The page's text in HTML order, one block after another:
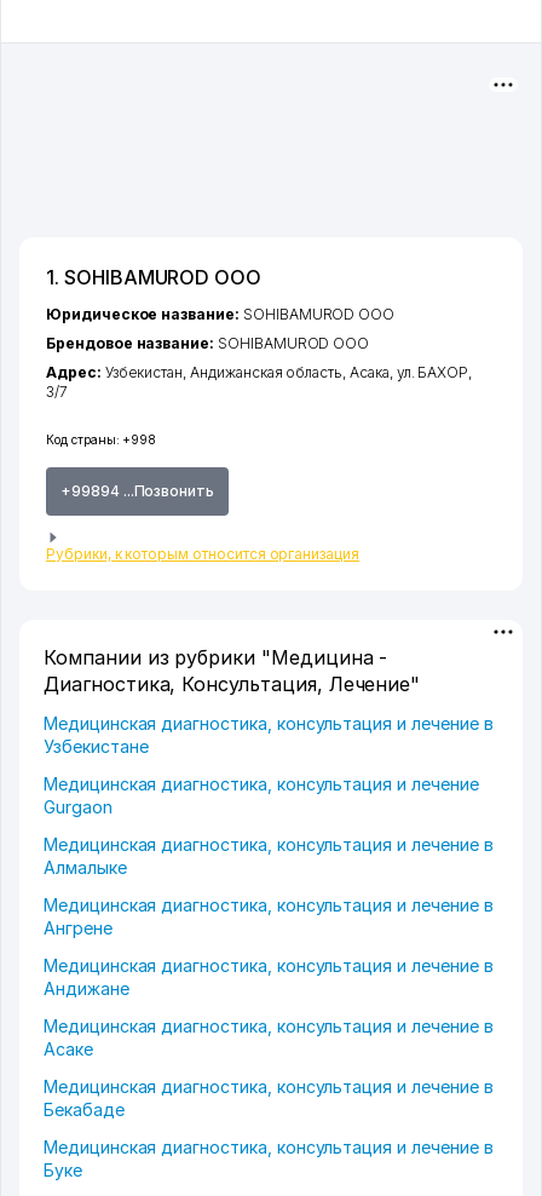
1. SOHIBAMUROD ООО
Код страны: +998
+99894 ...Позвонить
Рубрики, к которым относится организация
Юридическое название: SOHIBAMUROD ООО
Брендовое название: SOHIBAMUROD ООО
Адрес: Узбекистан,Андижанская область,Асака, ул. БАХОР,
3/7
Компании из рубрики "Медицина -
Диагностика, Консультация, Лечение"
Медицинская диагностика, консультация и лечение в
Узбекистане
Медицинская диагностика, консультация и лечение
Gurgaon
Медицинская диагностика, консультация и лечение в
Алмалыке
Медицинская диагностика, консультация и лечение в
Ангрене
Медицинская диагностика, консультация и лечение в
Андижане
Медицинская диагностика, консультация и лечение в
Асаке
Медицинская диагностика, консультация и лечение в
Бекабаде
Медицинская диагностика, консультация и лечение в
Буке